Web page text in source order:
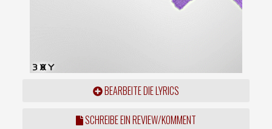
BEARBEITE DIE LYRICS
SCHREIBE EIN REVIEW/KOMMENT